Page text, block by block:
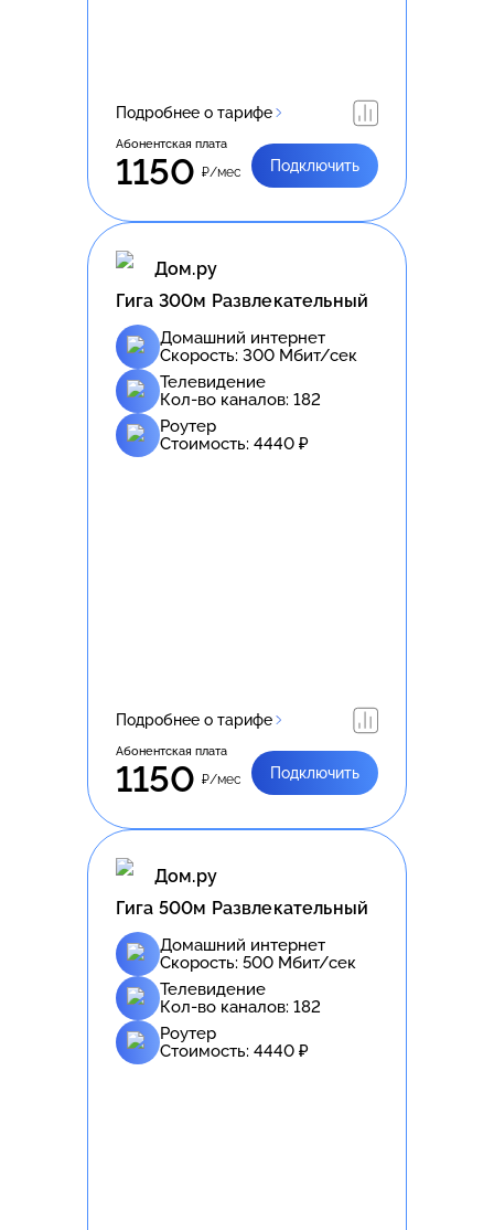
Подробнее о тарифе
Абонентская плата
1150 ₽/мес Подключить
Дом.ру
Гига 300м Развлекательный
Домашний интернет
Скорость: 300 Мбит/сек
Телевидение
Кол-во каналов: 182
Роутер
Стоимость: 4440 ₽
Подробнее о тарифе
Абонентская плата
1150 ₽/мес Подключить
Дом.ру
Гига 500м Развлекательный
Домашний интернет
Скорость: 500 Мбит/сек
Телевидение
Кол-во каналов: 182
Роутер
Стоимость: 4440 ₽